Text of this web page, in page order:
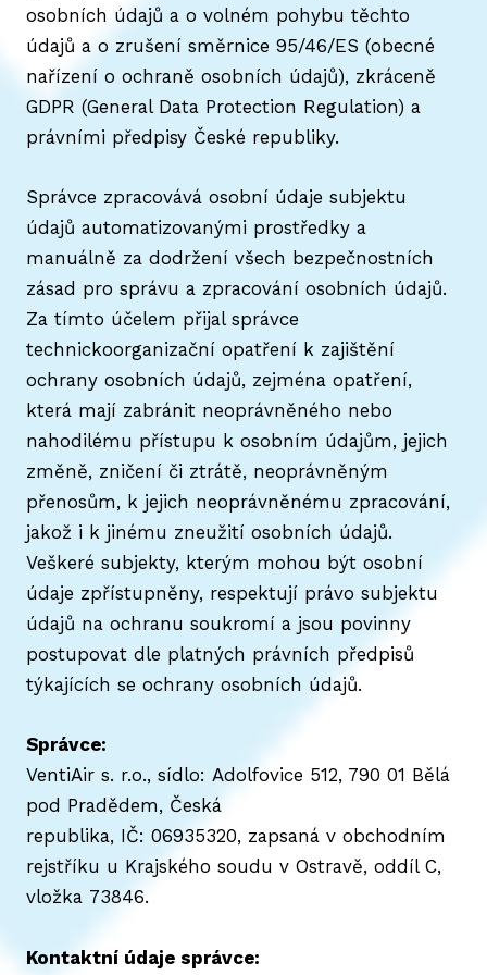
osobních údajů a o volném pohybu těchto
údajů a o zrušení směrnice 95/46/ES (obecné
nařízení o ochraně osobních údajů), zkráceně
GDPR (General Data Protection Regulation) a
právními předpisy České republiky.
Správce zpracovává osobní údaje subjektu
údajů automatizovanými prostředky a
manuálně za dodržení všech bezpečnostních
zásad pro správu a zpracování osobních údajů.
Za tímto účelem přijal správce
technickoorganizační opatření k zajištění
ochrany osobních údajů, zejména opatření,
která mají zabránit neoprávněného nebo
nahodilému přístupu k osobním údajům, jejich
změně, zničení či ztrátě, neoprávněným
přenosům, k jejich neoprávněnému zpracování,
jakož i k jinému zneužití osobních údajů.
Veškeré subjekty, kterým mohou být osobní
údaje zpřístupněny, respektují právo subjektu
údajů na ochranu soukromí a jsou povinny
postupovat dle platných právních předpisů
týkajících se ochrany osobních údajů.
Správce:
VentiAir s. r.o., sídlo: Adolfovice 512, 790 01 Bělá
pod Pradědem, Česká
republika, IČ: 06935320, zapsaná v obchodním
rejstříku u Krajského soudu v Ostravě, oddíl C,
vložka 73846.
Kontaktní údaje správce: